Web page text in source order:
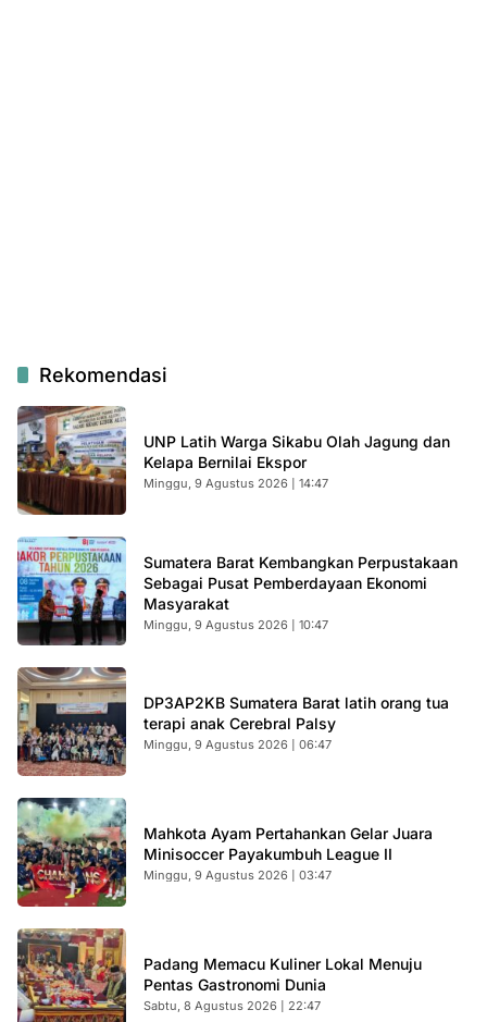
Rekomendasi
UNP Latih Warga Sikabu Olah Jagung dan
Kelapa Bernilai Ekspor
Minggu, 9 Agustus 2026 | 14:47
Sumatera Barat Kembangkan Perpustakaan
Sebagai Pusat Pemberdayaan Ekonomi
Masyarakat
Minggu, 9 Agustus 2026 | 10:47
DP3AP2KB Sumatera Barat latih orang tua
terapi anak Cerebral Palsy
Minggu, 9 Agustus 2026 | 06:47
Mahkota Ayam Pertahankan Gelar Juara
Minisoccer Payakumbuh League II
Minggu, 9 Agustus 2026 | 03:47
Padang Memacu Kuliner Lokal Menuju
Pentas Gastronomi Dunia
Sabtu, 8 Agustus 2026 | 22:47